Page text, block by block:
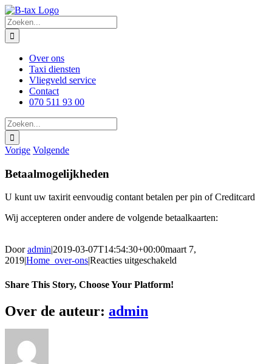
Ga
naar
inhoud
Zoeken
naar:
Over ons
Taxi diensten
Vliegveld service
Contact
070 511 93 00
Zoeken
naar:
Vorige Volgende
Betaalmogelijkheden
U kunt uw taxirit eenvoudig contant betalen per pin of Creditcard
Wij accepteren onder andere de volgende betaalkaarten:
Dooradmin|2019-03-07T14:54:30+00:00maart 7,
2019|Home_over-ons|Reacties uitgeschakeld
Share This Story, Choose Your Platform!
Facebook
Twitter
Reddit
LinkedIn
WhatsApp
Telegram
Tumblr
Pinterest
Vk
Xing
E-
mail
Over de auteur: admin